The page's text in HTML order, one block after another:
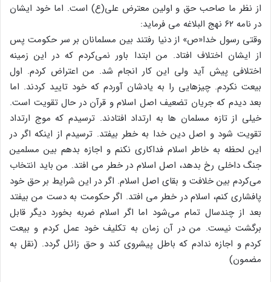
از نظر ما صاحب حق و اولین معترض علی(ع) است. اما خود ایشان
در نامه ۶۲ نهج البلاغه می فرماید:
وقتی رسول خدا«ص» از دنیا رفتند بین مسلمانان بر سر حکومت پس
از ایشان اختلاف افتاد. من ابتدا باور نمی‌کردم که در این زمینه
اختلافی پیش آید ولی این کار انجام شد. من اعتراض کردم. اول
بیعت نکردم. چیزهایی را به یادشان آوردم که خود تایید کردند. اما
بعد دیدم که جریان تضعیف اصل اسلام و قرآن در حال تقویت است.
خیلی از تازه مسلمان ها به ارتداد افتادند. ترسیدم که موج ارتداد
تقویت شود و اصل دین خدا به خطر بیفتد. ترسیدم از اینکه اگر در
این لحظه به خاطر اسلام فداکاری نکنم و اجازه بدهم بین مسلمین
جنگ داخلی رخ بدهد، اصل اسلام در خطر می افتد. من باید انتخاب
می‌کردم بین خلافت و بقای اصل اسلام. اگر در این شرایط بر حق خود
پافشاری کنم، اسلام در خطر می افتد. اگر حکومت به دست من بیفتد
بعد از چندسال تمام می‌شود اما اگر اسلام ضربه بخورد دیگر قابل
برگشت نیست. من در آن زمان به تکلیف خود عمل کردم و بیعت
کردم و اجازه ندادم که باطل پیشروی کند و حق زائل گردد. (نقل به
مضمون)